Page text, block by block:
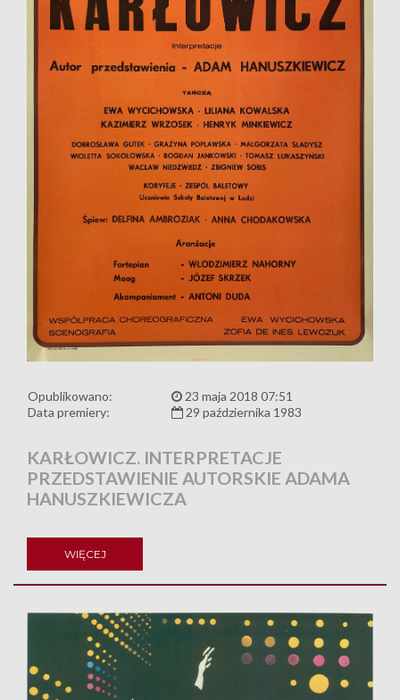
Opublikowano:
23 maja 2018 07:51
Data premiery:
29 października 1983
KARŁOWICZ. INTERPRETACJE
PRZEDSTAWIENIE AUTORSKIE ADAMA
HANUSZKIEWICZA
WIĘCEJ